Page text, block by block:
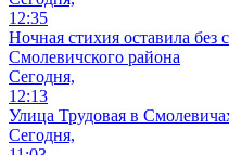
12:35
Ночная стихия оставила без
Смолевичского района
Сегодня,
12:13
Улица Трудовая в
Сегодня,